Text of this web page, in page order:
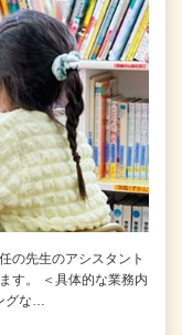
の先生のアシスタント
す。 ＜具体的な業務内
グな…